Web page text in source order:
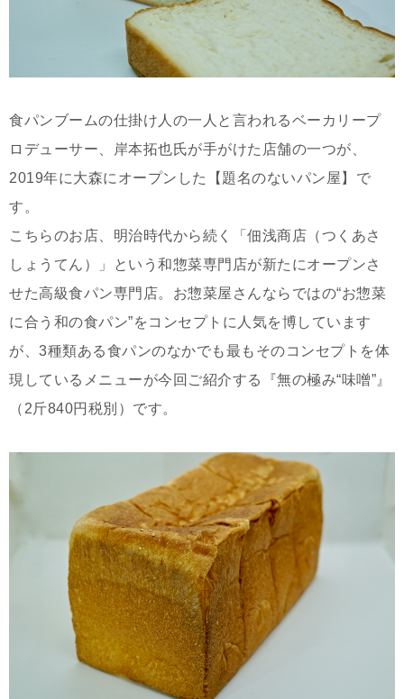
食パンブームの仕掛け人の一人と言われるベーカリープ
ロデューサー、岸本拓也氏が手がけた店舗の一つが、
2019年に大森にオープンした【題名のないパン屋】で
す。
こちらのお店、明治時代から続く「佃浅商店（つくあさ
しょうてん）」という和惣菜専門店が新たにオープンさ
せた高級食パン専門店。お惣菜屋さんならではの“お惣菜
に合う和の食パン”をコンセプトに人気を博しています
が、3種類ある食パンのなかでも最もそのコンセプトを体
現しているメニューが今回ご紹介する『無の極み“味噌”』
（2斤840円税別）です。